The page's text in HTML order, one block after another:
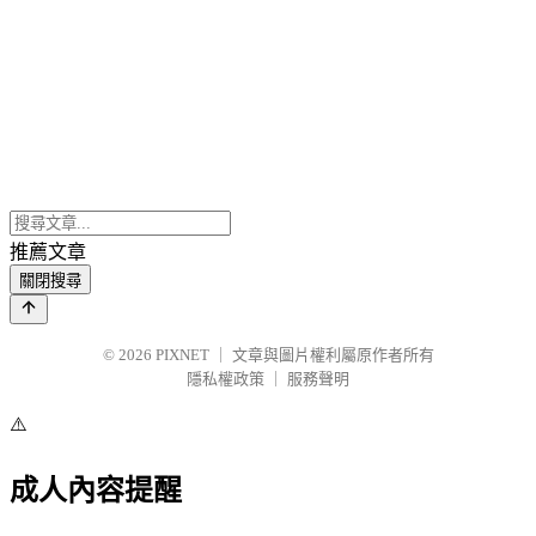
推薦文章
關閉搜尋
© 2026 PIXNET
文章與圖片權利屬原作者所有
隱私權政策
服務聲明
⚠️
成人內容提醒